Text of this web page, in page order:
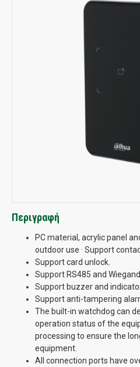
Περιγραφή
PC material, acrylic panel
outdoor use · Support
Support card unlock.
Support RS485 and
Support buzzer and
Support anti-tampering
The built-in watchdog can
operation status of the
processing to ensure the
equipment.
All connection ports have